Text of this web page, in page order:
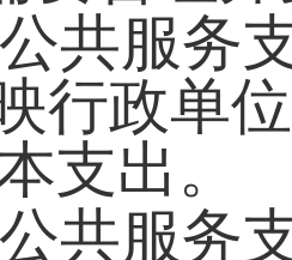
共服务
行政单
支出。
共服务